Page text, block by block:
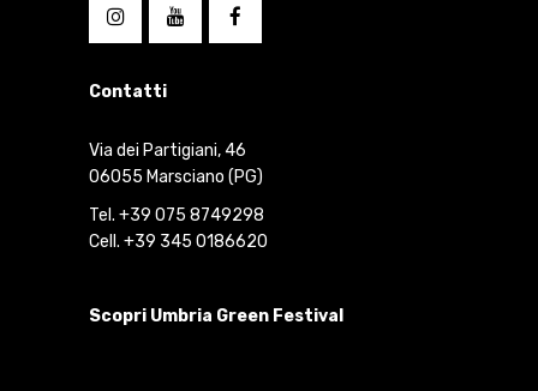
Contatti
Via dei Partigiani, 46
06055 Marsciano (PG)
Tel. +39 075 8749298
Cell. +39 345 0186620
Scopri Umbria Green Festival